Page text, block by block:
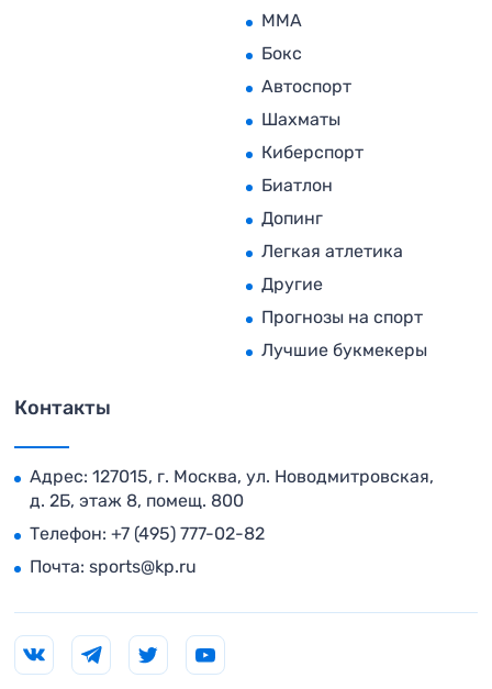
MMA
Бокс
Автоспорт
Шахматы
Киберспорт
Биатлон
Допинг
Легкая атлетика
Другие
Прогнозы на спорт
Лучшие букмекеры
Контакты
Адрес: 127015, г. Москва, ул. Новодмитровская,
д. 2Б, этаж 8, помещ. 800
Телефон: +7 (495) 777-02-82
Почта: sports@kp.ru